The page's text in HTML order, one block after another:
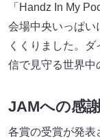
「Handz In My
会場中央いっぱい
くくりました。
信で見守る世界中
JAMへの感
各賞の受賞が発表